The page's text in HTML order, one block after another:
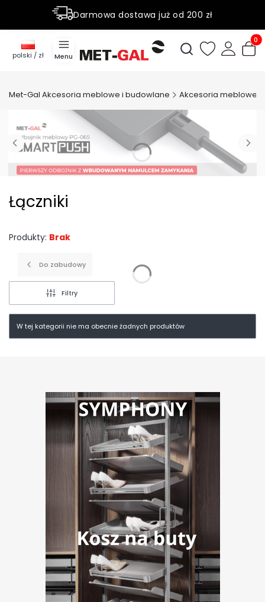
Darmowa dostawa już od 200 zł
Rabaty do 50% na wybrane produky
Menu
Otwórz
polski / zł
Met-Gal Akcesoria meblowe i budowlane Akcesoria meblowe
Łączniki
Produkty: Brak
Do zabudowy
Filtry
W tej kategorii nie ma obecnie żadnych produktów